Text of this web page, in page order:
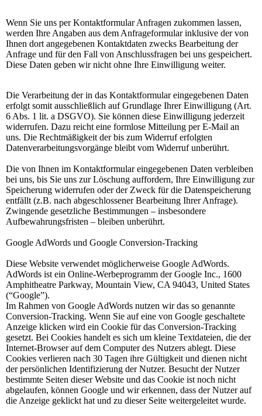
Wenn Sie uns per Kontaktformular Anfragen zukommen lassen,
werden Ihre Angaben aus dem Anfrageformular inklusive der von
Ihnen dort angegebenen Kontaktdaten zwecks Bearbeitung der
Anfrage und für den Fall von Anschlussfragen bei uns gespeichert.
Diese Daten geben wir nicht ohne Ihre Einwilligung weiter.
Die Verarbeitung der in das Kontaktformular eingegebenen Daten
erfolgt somit ausschließlich auf Grundlage Ihrer Einwilligung (Art.
6 Abs. 1 lit. a DSGVO). Sie können diese Einwilligung jederzeit
widerrufen. Dazu reicht eine formlose Mitteilung per E-Mail an
uns. Die Rechtmäßigkeit der bis zum Widerruf erfolgten
Datenverarbeitungsvorgänge bleibt vom Widerruf unberührt.
Die von Ihnen im Kontaktformular eingegebenen Daten verbleiben
bei uns, bis Sie uns zur Löschung auffordern, Ihre Einwilligung zur
Speicherung widerrufen oder der Zweck für die Datenspeicherung
entfällt (z.B. nach abgeschlossener Bearbeitung Ihrer Anfrage).
Zwingende gesetzliche Bestimmungen – insbesondere
Aufbewahrungsfristen – bleiben unberührt.
Google AdWords und Google Conversion-Tracking
Diese Website verwendet möglicherweise Google AdWords.
AdWords ist ein Online-Werbeprogramm der Google Inc., 1600
Amphitheatre Parkway, Mountain View, CA 94043, United States
(“Google”).
Im Rahmen von Google AdWords nutzen wir das so genannte
Conversion-Tracking. Wenn Sie auf eine von Google geschaltete
Anzeige klicken wird ein Cookie für das Conversion-Tracking
gesetzt. Bei Cookies handelt es sich um kleine Textdateien, die der
Internet-Browser auf dem Computer des Nutzers ablegt. Diese
Cookies verlieren nach 30 Tagen ihre Gültigkeit und dienen nicht
der persönlichen Identifizierung der Nutzer. Besucht der Nutzer
bestimmte Seiten dieser Website und das Cookie ist noch nicht
abgelaufen, können Google und wir erkennen, dass der Nutzer auf
die Anzeige geklickt hat und zu dieser Seite weitergeleitet wurde.